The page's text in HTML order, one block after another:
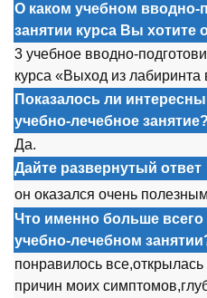
О каком учебном вводно-
занятии курса Вы хотите
3 учебное вводно-
курса «Выход из
Показалось ли
учебно-лечебное занятие?
Да.
Дайте развернутый ответ
он оказался очень по
Что именно больше
учебно-лечебном
понравилось все,открылась
причин моих симптомо